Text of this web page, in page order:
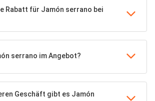
Rabatt für Jamón serrano bei
serrano im Angebot?
Geschäft gibt es Jamón